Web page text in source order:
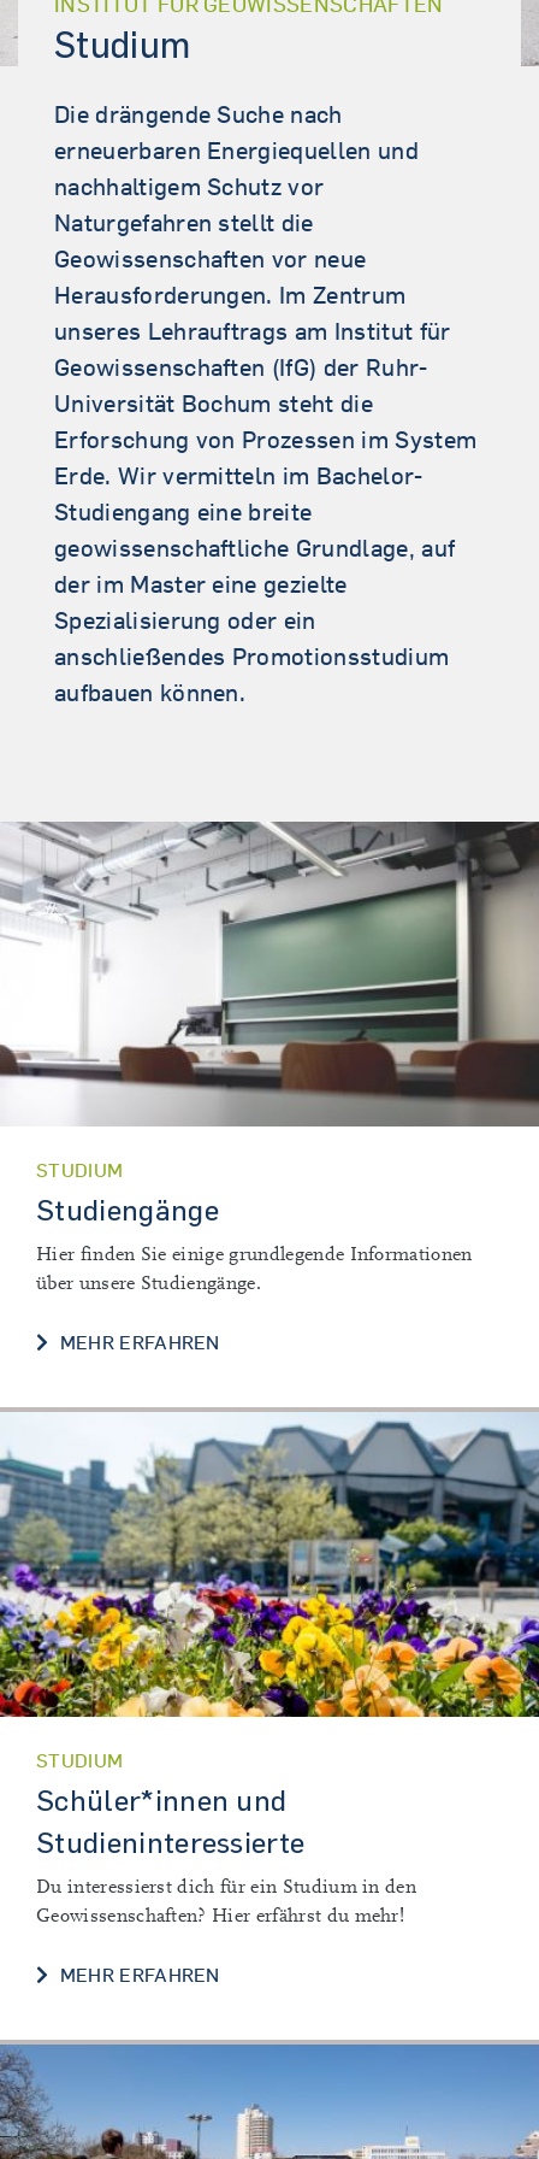
Studium
Die drängende Suche nach
erneuerbaren Energiequellen und
nachhaltigem Schutz vor
Naturgefahren stellt die
Geowissenschaften vor neue
Herausforderungen. Im Zentrum
unseres Lehrauftrags am Institut für
Geowissenschaften (IfG) der Ruhr-
Universität Bochum steht die
Erforschung von Prozessen im System
Erde. Wir vermitteln im Bachelor-
Studiengang eine breite
geowissenschaftliche Grundlage, auf
der im Master eine gezielte
Spezialisierung oder ein
anschließendes Promotionsstudium
aufbauen können.
STUDIUM
Studiengänge
Hier finden Sie einige grundlegende Informationen
über unsere Studiengänge.
MEHR ERFAHREN
STUDIUM
Schüler*innen und
Studieninteressierte
Du interessierst dich für ein Studium in den
Geowissenschaften? Hier erfährst du mehr!
MEHR ERFAHREN